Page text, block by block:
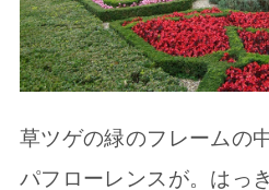
草ツゲの緑のフレームの
パフローレンスが。はっ